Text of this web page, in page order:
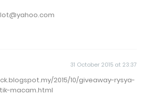
31 October 2015 at 23:37
2015/10/giveaway-rysya-
macam.html